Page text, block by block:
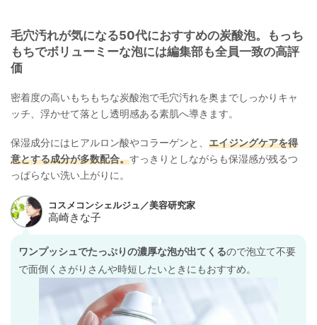
毛穴汚れが気になる50代におすすめの炭酸泡。もっち
もちでボリューミーな泡には編集部も全員一致の高評
価
密着度の高いもちもちな炭酸泡で毛穴汚れを奥までしっかりキャ
ッチ、浮かせて落とし透明感ある素肌へ導きます。
保湿成分にはヒアルロン酸やコラーゲンと、 エイジングケアを得
意とする成分が多数配合。すっきりとしながらも保湿感が残るつ
っぱらない洗い上がりに。
ワンプッシュでたっぷりの濃厚な泡が出てくるので泡立て不要
で面倒くさがりさんや時短したいときにもおすすめ。